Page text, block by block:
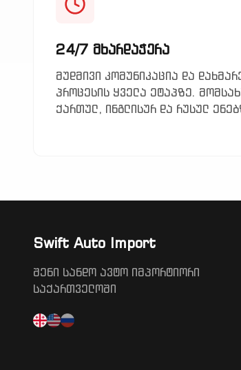
24/7 მხარდაჭერა
მუდმივი კომუნიკაცია და
პროცესის ყველა ეტაპზე.
ქართულ, ინგლისურ და რუსულ
Swift Auto Import
შენი სანდო ავტო იმპორტიორი
საქართველოში